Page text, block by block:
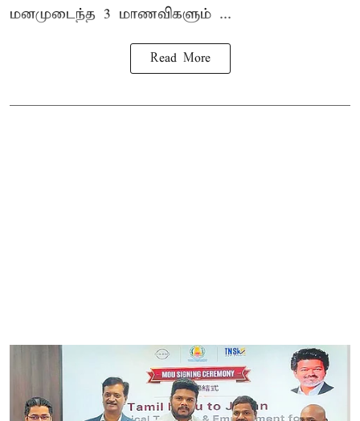
மனமுடைந்த 3 மாணவிகளும் ...
Read More